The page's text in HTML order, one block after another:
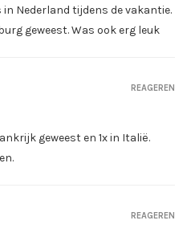
Nederland tijdens de vakantie.
geweest. Was ook erg leuk
geweest en 1x in Italië.
REAGEREN
REAGEREN